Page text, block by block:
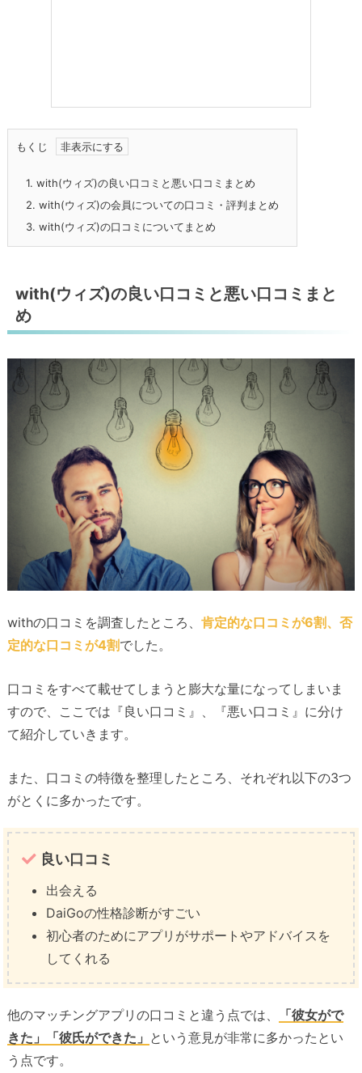
もくじ
1. with(ウィズ)の良い口コミと悪い口コミまとめ
2. with(ウィズ)の会員についての口コミ・評判まとめ
3. with(ウィズ)の口コミについてまとめ
with(ウィズ)の良い口コミと悪い口コミまと
め
withの口コミを調査したところ、 肯定的な口コミが6割、否
定的な口コミが4割でした。
口コミをすべて載せてしまうと膨大な量になってしまいま
すので、ここでは『良い口コミ』、『悪い口コミ』に分け
て紹介していきます。
また、口コミの特徴を整理したところ、それぞれ以下の3つ
がとくに多かったです。
良い口コミ
出会える
DaiGoの性格診断がすごい
初心者のためにアプリがサポートやアドバイスを
してくれる
他のマッチングアプリの口コミと違う点では、
「彼女がで
きた」「彼氏ができた」 という意見が非常に多かったとい
う点です。